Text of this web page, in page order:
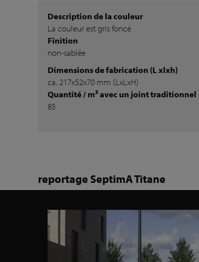
Description de la couleur
La couleur est gris foncé
Finition
non-sablée
Dimensions de fabrication (L xlxh)
ca. 217x52x70 mm (LxLxH)
Quantité / m² avec un joint traditionnel
85
reportage SeptimA Titane